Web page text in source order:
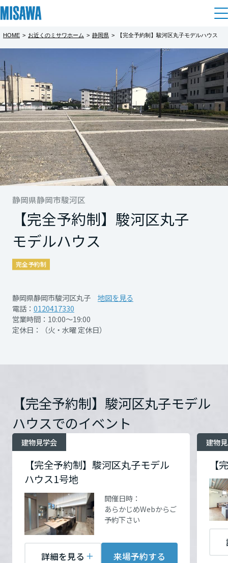
住まい
建てる [注文住宅]
商品ラインアップ
デザイン
テクノロジー（住まいの性能）
建築事例・建築実例
デザイナーズギャラリー
インテリア
住まいづくりガイド
分譲住宅（建売・土地）検索
中古住宅検索
住まいの売却
多彩な動画やこだわりが詰まった建築実例、注目の最新情報など、住
まいづくりを楽しく学べるデジタルラウンジです。
ホームラウンジ 新築・戸建て
土地活用
個人のお客さま
賃貸住宅
賃貸併用住宅
店舗・各種施設
土地活用モデルルーム見学
土地活用実例
法人のお客さま
企業不動産活用（CRE）戦略
社宅建築
土地活用の基礎から長期安定経営を目指すオーナー様まで、賃貸経営
に役立つ多彩な情報を幅広くお届けします。
ホームラウンジ 土地活用・賃貸経営
リフォーム
戸建て・マンション
ミサワリフォームとは
リフォームの流れ
リフォームメニュー
リフォーム事例
事業用リノベーション
ホテル・旅館リフォーム
リフォーム営業所
これからリフォームをご検討の方
実例動画や基礎知識、収納の工夫など、理想の住まいを叶えるリフォ
ームの具体策とアイデアを豊富にご用意しています。
ホームラウンジ リフォーム
まちづくり
複合開発・投資開発
複合開発事業（ASMACI-アスマチ-）
再開発・官民連携事業
分譲マンション開発事業
建築再生事業
事業用売買
すべてのフィールドに新しい価値をデザインし、持続可能な未来志向
のまちづくりを実現していきます。
ミサワゼネラルソリューション
オーナーサポート
サポートメニュー
住まいるりんぐ（ロングサポート）
保証制度
ミサワリフォーム
ミサワホームオーナーさま・リフォーム工事ご契約者さまとミサワホ
ームを結ぶコミュニケーションサイト。お得・便利・安心なコンテン
ツや、ミサワホームからの大切なお知らせなど配信しています。
企業・IR情報
企業・IR
MISAWAについて
ミサワホームグループ
環境活動
採用情報
新卒者採用
中途採用
障がい者採用
ウエルネス事業
展示場・イベント情報
カタログ請求
HOME > お近くのミサワホーム > 静岡県 > 【完全予約制】駿河区丸子モデルハウス
静岡県静岡市駿河区
【完全予約制】駿河区丸子
モデルハウス
完全予約制
静岡県静岡市駿河区丸子
地図を見る
電話： 0120417330
営業時間：10:00～19:00
定休日：（火・水曜 定休日）
【完全予約制】駿河区丸子モデル
ハウスでのイベント
【完全予約制】駿河区丸子モデル
ハウス1号地
建物見学会
開催日時：
あらかじめWebからご
予約下さい
詳細を見る 来場予約する
【
建物
都道府県を選択
北海道
北海道
東北
青森県
岩手県
宮城県
秋田県
山形県
関東
茨城県
栃木県
群馬県
埼玉県
【完全予約制】駿河区丸子モデルハウス1
号地
完全予約制
◇◆駿河区丸子モデルハウスオープン◆◇
「エンブルタウン丸子」で
リアルサイズのモデルハウスをご覧いただけ
ます。
＝1号地注目ポイント＝
「安心の耐震構造と、暮らしやすさにもこだ
◎高窓+天井高3.3ｍの解放感ＬＤＫ
◎かさばる荷物もすっきり収納空間「蔵のあ
る家®」
◎家族みんなで使えるスタディコーナー
来場予約は、前日の16：00までとなっており
ます。
ご予約お待ちしております！
もっと見る
開催日時
あらかじめWebからご予約
下さい
開催場所
お問い合
わせ
電話：
営業時間：10:00～19:00
定休日：（火・水曜 定休
日）
担当者：相川
【完全予約制】駿河区丸子2号地
完全予約制
◇◆駿河区丸子モデルハウスオープン◆◇
「エンブルタウン丸子」で
リアルサイズのモデルハウスをご覧いただけ
ます。
＝2号地注目ポイント＝
「デザイン性もあきらめない 企画住宅の住
まい」
◎小上がりタタミ収納
◎集中ワークスペース
◎1ルーム2ドア設計
来場予約は、前日の16：00までとなっており
ご予約お待ちしております！
もっと見る
開催場所 駿河区丸子3-1
お問い合
わせ
電話：0120417330
定休日：（火・水曜 定休
日）
担当者：相川
【完全予約制】駿河区丸子18号地
完全予約制
◇◆駿河区丸子モデルハウスオープン◆◇
「エンブルタウン丸子」で
リアルサイズのモデルハウスをご覧いただけ
ます。
＝18号地注目ポイント＝
「様々なライフシーンを愉しみながら シン
プルで解放感のある家族と自分にちょうどい
◎ALL LIVING設計
◎室内のリビングと連続するアウトドアリビ
ング
◎家族で使えるウォークスルークローゼット
来場予約は、前日の16：00までとなっており
ます。
ご予約お待ちしております！
もっと見る
開催場所 駿河区丸子3-1
お問い合
わせ
電話：0120417330
定休日：（火・水曜 定休
日）
担当者：相川